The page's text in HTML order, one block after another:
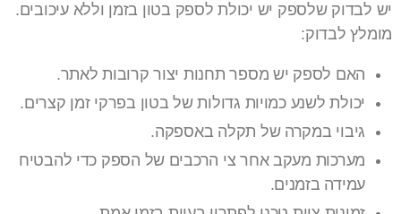
יש לבדוק שלספק יש יכולת לספק בטון בזמן וללא עיכובים.
מומלץ לבדוק:
האם לספק יש מספר תחנות יצור קרובות לאתר.
יכולת לשנע כמויות גדולות של בטון בפרקי זמן קצרים.
גיבוי במקרה של תקלה באספקה.
מערכות מעקב אחר צי הרכבים של הספק כדי להבטיח
עמידה בזמנים.